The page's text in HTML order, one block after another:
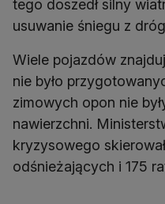
tego doszedł silny
usuwanie śniegu z
Wiele pojazdów
nie było
zimowych opon nie
nawierzchni.
kryzysowego
odśnieżających i 175